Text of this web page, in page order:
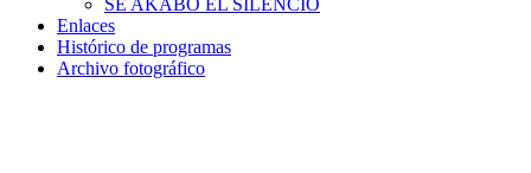
SE AKABÓ EL SILENCIO
Enlaces
Histórico de programas
Archivo fotográfico